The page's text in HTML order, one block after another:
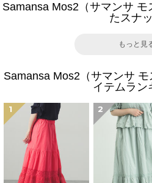
Samansa Mos2（サマンサ
たスナ
もっと見
Samansa Mos2（サマンサ
イテムラン
1 2